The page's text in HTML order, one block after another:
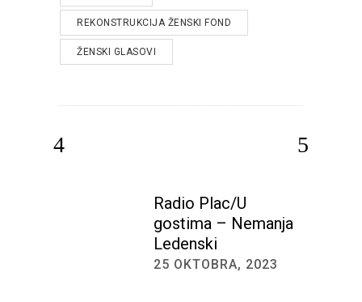
REKONSTRUKCIJA ŽENSKI FOND
ŽENSKI GLASOVI
Radio Plac/U
gostima – Nemanja
Ledenski
25 OKTOBRA, 2023